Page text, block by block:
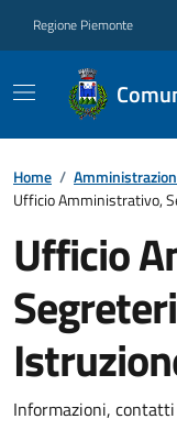
Regione Piemonte
Home /
Ufficio Amministrativo,
Ufficio
Informazioni,